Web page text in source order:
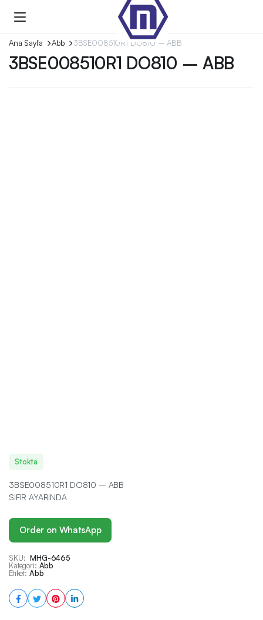
Ana Sayfa Abb 3BSE008510R1 DO810 – ABB
3BSE008510R1 DO810 – ABB
Stokta
3BSE008510R1 DO810 – ABB
SIFIR AYARINDA
Order on WhatsApp
SKU: MHG-6465
Kategori: Abb
Etiket: Abb